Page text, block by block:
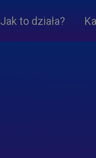
Jak to działa?